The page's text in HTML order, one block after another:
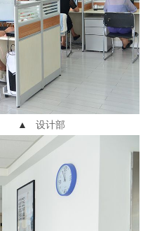
▲ 设计部